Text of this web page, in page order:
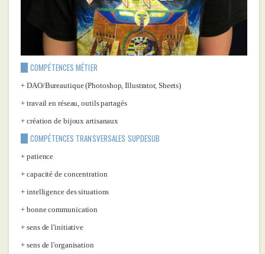
COMPÉTENCES MÉTIER
DAO/Bureautique (Photoshop, Illustrator, Sheets)
travail en réseau, outils partagés
création de bijoux artisanaux
COMPÉTENCES TRANSVERSALES SUPDESUB
patience
capacité de concentration
intelligence des situations
bonne communication
sens de l'initiative
sens de l'organisation